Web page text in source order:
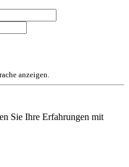
anzeigen.
Sie Ihre Erfahrungen mit